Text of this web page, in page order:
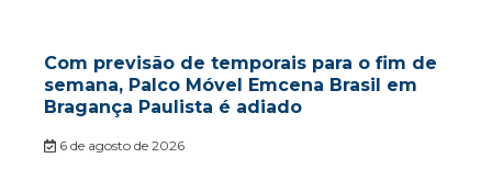
Com previsão de temporais para o fim de
semana, Palco Móvel Emcena Brasil em
Bragança Paulista é adiado
6 de agosto de 2026